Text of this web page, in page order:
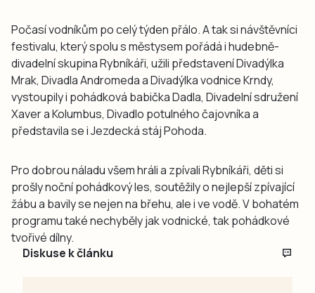
Počasí vodníkům po celý týden přálo. A tak si návštěvníci
festivalu, který spolu s městysem pořádá i hudebně-
divadelní skupina Rybníkáři, užili představení Divadýlka
Mrak, Divadla Andromeda a Divadýlka vodnice Krndy,
vystoupily i pohádková babička Dadla, Divadelní sdružení
Xaver a Kolumbus, Divadlo potulného čajovníka a
představila se i Jezdecká stáj Pohoda.
Pro dobrou náladu všem hráli a zpívali Rybníkáři, děti si
prošly noční pohádkový les, soutěžily o nejlepší zpívající
žábu a bavily se nejen na břehu, ale i ve vodě. V bohatém
programu také nechyběly jak vodnické, tak pohádkové
tvořivé dílny.
Diskuse k článku